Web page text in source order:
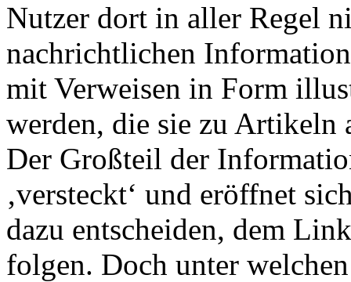
Nutzer dort in aller Regel
nachrichtlichen
mit Verweisen in Form
werden, die sie zu Artikeln
Der Großteil der
‚versteckt‘ und eröffnet
dazu entscheiden, dem
folgen. Doch unter